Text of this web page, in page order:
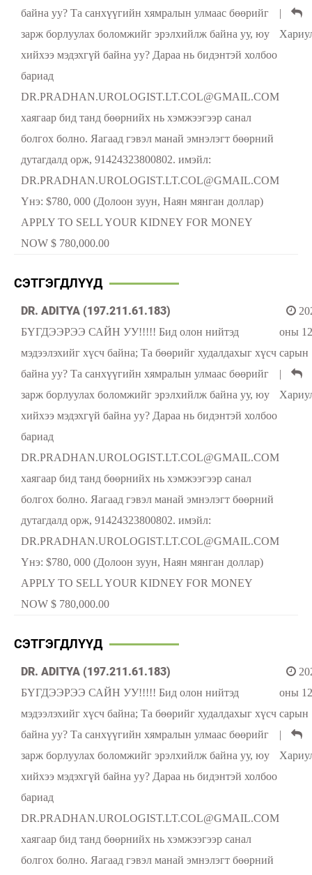
байна уу? Та санхүүгийн хямралын улмаас бөөрийг
зарж борлуулах боломжийг эрэлхийлж байна уу, юу
хийхээ мэдэхгүй байна уу? Дараа нь бидэнтэй холбоо
бариад
DR.PRADHAN.UROLOGIST.LT.COL@GMAIL.COM
хаягаар бид танд бөөрнийх нь хэмжээгээр санал
болгох болно. Яагаад гэвэл манай эмнэлэгт бөөрний
дутагдалд орж, 91424323800802. имэйл:
DR.PRADHAN.UROLOGIST.LT.COL@GMAIL.COM
Yнэ: $780, 000 (Долоон зуун, Наян мянган доллар)
APPLY TO SELL YOUR KIDNEY FOR MONEY
NOW $ 780,000.00
|
СЭТГЭГДЛҮҮД
DR. ADITYA (197.211.61.183)
БҮГДЭЭРЭЭ САЙН УУ!!!!! Бид олон нийтэд
мэдээлэхийг хүсч байна; Та бөөрийг худалдахыг хүсч
байна уу? Та санхүүгийн хямралын улмаас бөөрийг
зарж борлуулах боломжийг эрэлхийлж байна уу, юу
хийхээ мэдэхгүй байна уу? Дараа нь бидэнтэй холбоо
бариад
DR.PRADHAN.UROLOGIST.LT.COL@GMAIL.COM
хаягаар бид танд бөөрнийх нь хэмжээгээр санал
болгох болно. Яагаад гэвэл манай эмнэлэгт бөөрний
дутагдалд орж, 91424323800802. имэйл:
DR.PRADHAN.UROLOGIST.LT.COL@GMAIL.COM
Yнэ: $780, 000 (Долоон зуун, Наян мянган доллар)
APPLY TO SELL YOUR KIDNEY FOR MONEY
NOW $ 780,000.00
оны 12
сарын
|
СЭТГЭГДЛҮҮД
DR. ADITYA (197.211.61.183)
БҮГДЭЭРЭЭ САЙН УУ!!!!! Бид олон нийтэд
мэдээлэхийг хүсч байна; Та бөөрийг худалдахыг хүсч
байна уу? Та санхүүгийн хямралын улмаас бөөрийг
зарж борлуулах боломжийг эрэлхийлж байна уу, юу
хийхээ мэдэхгүй байна уу? Дараа нь бидэнтэй холбоо
бариад
DR.PRADHAN.UROLOGIST.LT.COL@GMAIL.COM
хаягаар бид танд бөөрнийх нь хэмжээгээр санал
болгох болно. Яагаад гэвэл манай эмнэлэгт бөөрний
оны 12
сарын
|